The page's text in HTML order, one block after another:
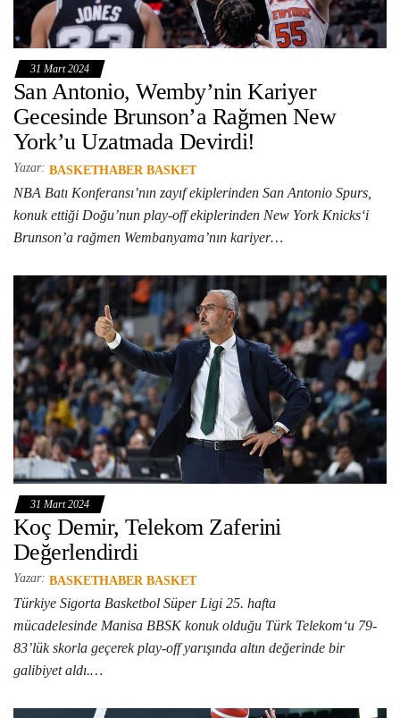
31 Mart 2024
San Antonio, Wemby’nin Kariyer
Gecesinde Brunson’a Rağmen New
York’u Uzatmada Devirdi!
Yazar: BASKETHABER BASKET
NBA Batı Konferansı’nın zayıf ekiplerinden San Antonio Spurs,
konuk ettiği Doğu’nun play-off ekiplerinden New York Knicks‘i
Brunson’a rağmen Wembanyama’nın kariyer…
31 Mart 2024
Koç Demir, Telekom Zaferini
Değerlendirdi
Yazar: BASKETHABER BASKET
Türkiye Sigorta Basketbol Süper Ligi 25. hafta
mücadelesinde Manisa BBSK konuk olduğu Türk Telekom‘u 79-
83’lük skorla geçerek play-off yarışında altın değerinde bir
galibiyet aldı.…